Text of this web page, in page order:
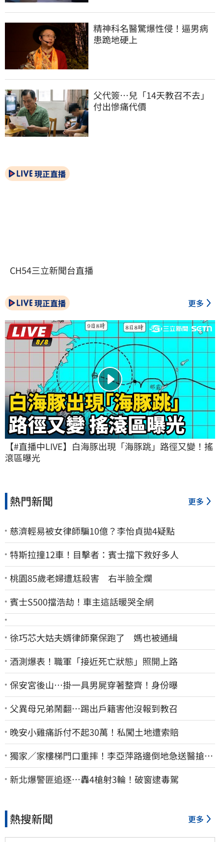
精神科名醫驚爆性侵！逼男病
患跪地硬上
父代簽…兒「14天教召不去」
付出慘痛代價
現正直播
CH54三立新聞台直播
現正直播 更多
【#直播中LIVE】白海豚出現「海豚跳」路徑又變！搖
滾區曝光
熱門新聞 更多
慈濟輕易被女律師騙10億？李怡貞拋4疑點
特斯拉撞12車！目擊者：賓士擋下救好多人
桃園85歲老婦遭尪殺害 右半臉全爛
賓士S500擋浩劫！車主這話暖哭全網
徐巧芯大姑夫婿律師棄保跑了 媽也被通緝
酒測爆表！職軍「接近死亡狀態」照開上路
保安宮後山…掛一具男屍穿著整齊！身份曝
父異母兄弟鬧翻…踢出戶籍害他沒報到教召
晚安小雞痛訴付不起30萬！私闖土地遭索賠
獨家／家樓梯門口重摔！李亞萍路邊倒地急送醫搶
命 「最新傷況」曝
新北爆警匪追逐…轟4槍射3輪！破窗逮毒駕
熱搜新聞 更多